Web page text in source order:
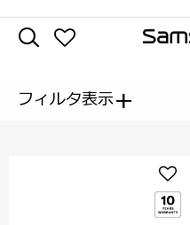
フィルタ表示+